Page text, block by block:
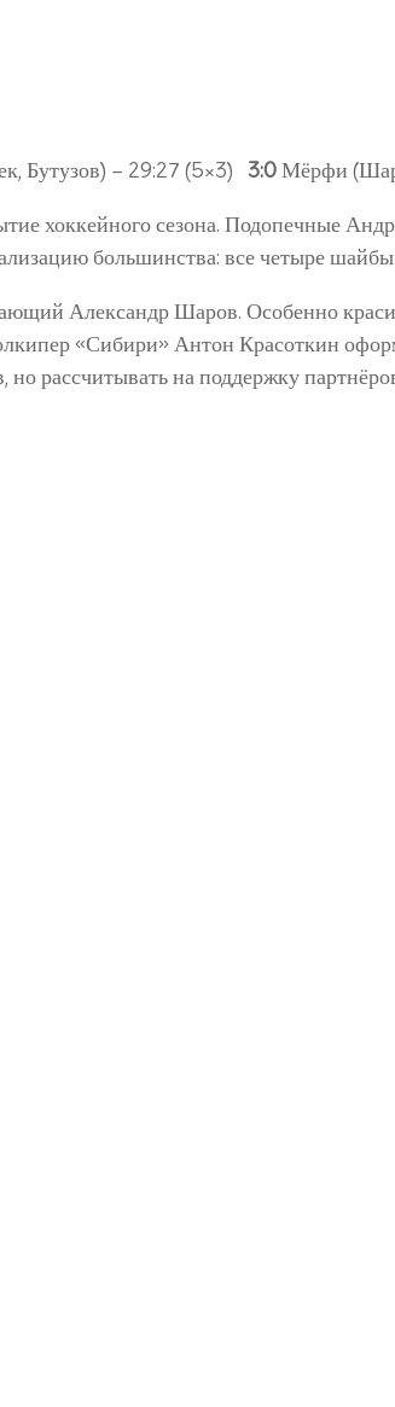
Бутузов) – 29:27 (5×3) 3:0Мёрфи
хоккейного сезона. Подопечные
большинства: все четыре
Александр Шаров. Особенно
«Сибири» Антон Красоткин
но рассчитывать на поддержку